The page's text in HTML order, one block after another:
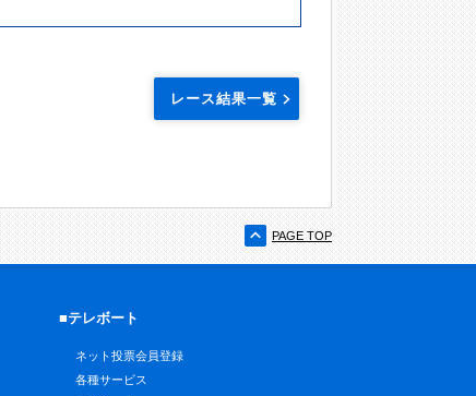
レース結果一覧
PAGE TOP
■テレボート
ネット投票会員登録
各種サービス